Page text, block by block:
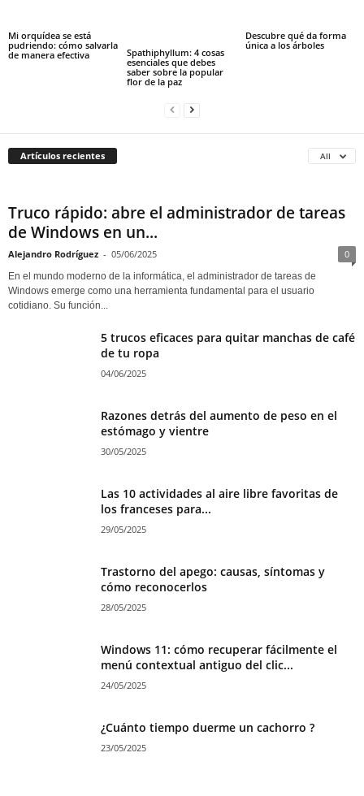
Mi orquídea se está
pudriendo: cómo salvarla
de manera efectiva
Spathiphyllum: 4 cosas
esenciales que debes
saber sobre la popular
flor de la paz
Descubre qué da forma
única a los árboles
Artículos recientes All
Truco rápido: abre el administrador de tareas
de Windows en un...
Alejandro Rodríguez - 05/06/2025 0
En el mundo moderno de la informática, el administrador de tareas de
Windows emerge como una herramienta fundamental para el usuario
cotidiano. Su función...
5 trucos eficaces para quitar manchas de café
de tu ropa
04/06/2025
Razones detrás del aumento de peso en el
estómago y vientre
30/05/2025
Las 10 actividades al aire libre favoritas de
los franceses para...
29/05/2025
Trastorno del apego: causas, síntomas y
cómo reconocerlos
28/05/2025
Windows 11: cómo recuperar fácilmente el
menú contextual antiguo del clic...
24/05/2025
¿Cuánto tiempo duerme un cachorro ?
23/05/2025